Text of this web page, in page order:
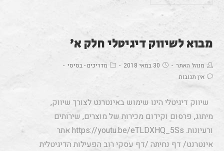
מבוא לשיווק דיגיטלי חלק א’
מנהל האתר 30 במאי 2018
מדריכים - בסיסי
אין תגובות
שיווק דיגיטלי הינו שימוש באינטרנט לצורך שיווק,
מיתוג, פרסום וקידום מכירות של מוצרים, שירותים
ורעיונות. https://youtu.be/eTLDXHQ_5Ss אתר
אינטרנט/ דף נחיתה /דף עסקי רוב הפעילות הדיגיטלית